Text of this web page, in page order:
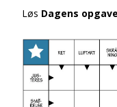
Løs Dagens